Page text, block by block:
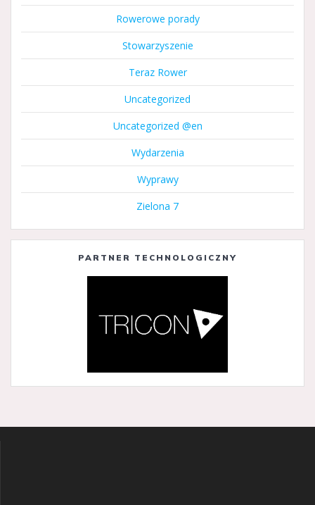
Rowerowe porady
Stowarzyszenie
Teraz Rower
Uncategorized
Uncategorized @en
Wydarzenia
Wyprawy
Zielona 7
PARTNER TECHNOLOGICZNY